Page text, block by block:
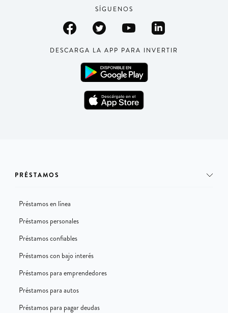
SÍGUENOS
DESCARGA LA APP PARA INVERTIR
PRÉSTAMOS
Préstamos en línea
Préstamos personales
Préstamos confiables
Préstamos con bajo interés
Préstamos para emprendedores
Préstamos para autos
Préstamos para pagar deudas